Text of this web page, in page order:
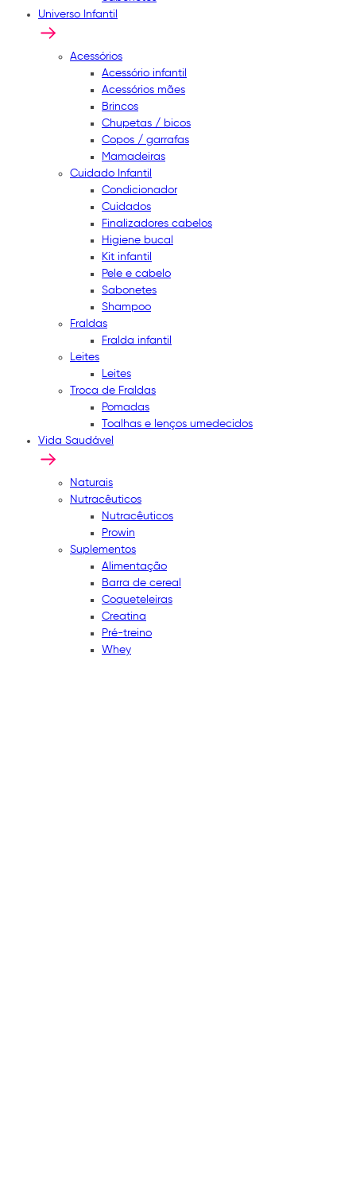
Universo Infantil
Acessórios
Acessório infantil
Acessórios mães
Brincos
Chupetas / bicos
Copos / garrafas
Mamadeiras
Cuidado Infantil
Condicionador
Cuidados
Finalizadores cabelos
Higiene bucal
Kit infantil
Pele e cabelo
Sabonetes
Shampoo
Fraldas
Fralda infantil
Leites
Leites
Troca de Fraldas
Pomadas
Toalhas e lenços umedecidos
Vida Saudável
Naturais
Nutracêuticos
Nutracêuticos
Prowin
Suplementos
Alimentação
Barra de cereal
Coqueteleiras
Creatina
Pré-treino
Whey